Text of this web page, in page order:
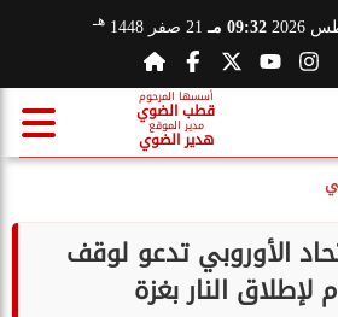
09:32 مـ 21 صفر 1448 هـ
أسسها المرحوم
قطب الضوي
مدير الموقع
هدير الضوي
الأوروبي تدعو لوقف
النار بغزة